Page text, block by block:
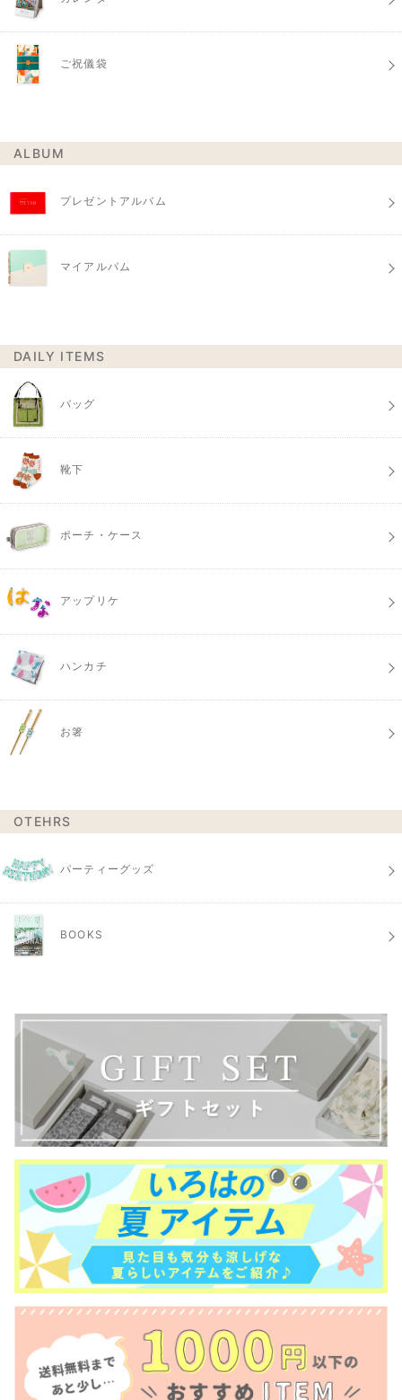
ご祝儀袋
ALBUM
プレゼントアルバム
マイアルバム
DAILY ITEMS
バッグ
靴下
ポーチ・ケース
アップリケ
ハンカチ
お箸
OTEHRS
パーティーグッズ
BOOKS